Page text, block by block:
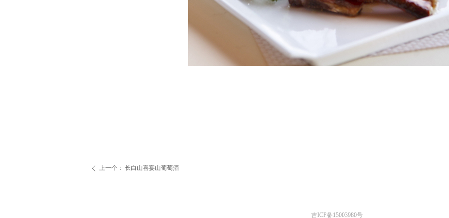
ꄴ 上一个： 长白山喜宴山葡萄酒
吉ICP备15003980号